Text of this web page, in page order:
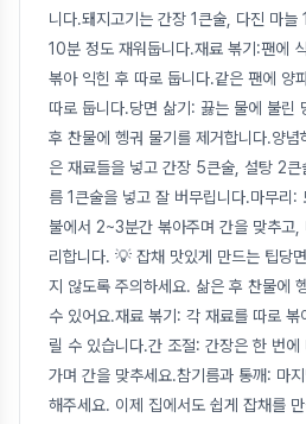
니다.돼지고기는 간장 1큰술, 다진 마
10분 정도 재워둡니다.재료 볶기:팬에
볶아 익힌 후 따로 둡니다.같은 팬에 양
따로 둡니다.당면 삶기: 끓는 물에 불
후 찬물에 헹궈 물기를 제거합니다.양
은 재료들을 넣고 간장 5큰술, 설탕 2
름 1큰술을 넣고 잘 버무립니다.마무리:
불에서 2~3분간 볶아주며 간을 맞추고
리합니다. 💡 잡채 맛있게 만드는 팁당
지 않도록 주의하세요. 삶은 후 찬물에
수 있어요.재료 볶기: 각 재료를 따로
릴 수 있습니다.간 조절: 간장은 한 번
가며 간을 맞추세요.참기름과 통깨: 마
해주세요. 이제 집에서도 쉽게 잡채를